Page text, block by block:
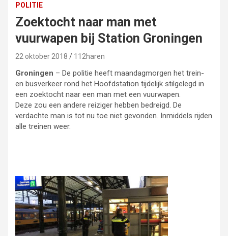
POLITIE
Zoektocht naar man met
vuurwapen bij Station Groningen
22 oktober 2018 112haren
Groningen – De politie heeft maandagmorgen het trein-
en busverkeer rond het Hoofdstation tijdelijk stilgelegd in
een zoektocht naar een man met een vuurwapen.
Deze zou een andere reiziger hebben bedreigd. De
verdachte man is tot nu toe niet gevonden. Inmiddels rijden
alle treinen weer.